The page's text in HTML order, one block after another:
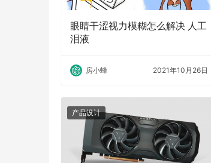
眼睛干涩视力模糊怎么解决 人工
泪液
房小蜂 2021年10月26日
产品设计